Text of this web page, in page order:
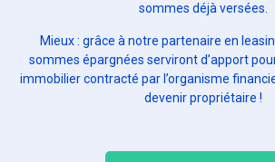
sommes déjà versées.
Mieux : grâce à notre partenaire en
sommes épargnées serviront d’apport
immobilier contracté par l’organisme
devenir propriétaire !